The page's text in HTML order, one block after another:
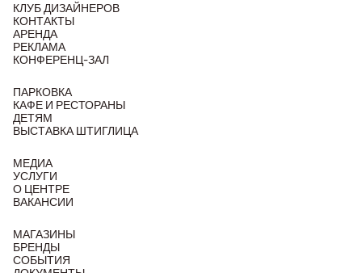
КЛУБ ДИЗАЙНЕРОВ
КОНТАКТЫ
АРЕНДА
РЕКЛАМА
КОНФЕРЕНЦ-ЗАЛ
ПАРКОВКА
КАФЕ И РЕСТОРАНЫ
ДЕТЯМ
ВЫСТАВКА ШТИГЛИЦА
МЕДИА
УСЛУГИ
О ЦЕНТРЕ
ВАКАНСИИ
МАГАЗИНЫ
БРЕНДЫ
СОБЫТИЯ